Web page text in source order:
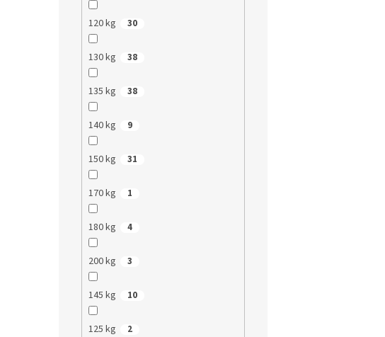
120 kg 30
130 kg 38
135 kg 38
140 kg 9
150 kg 31
170 kg 1
180 kg 4
200 kg 3
145 kg 10
125 kg 2